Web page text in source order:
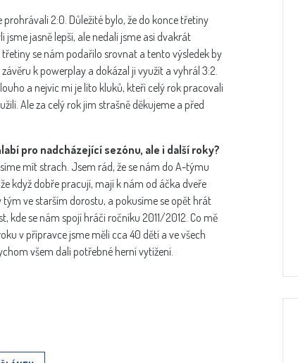
2:0. Důležité bylo, že do konce třetiny
jsme jasně lepší, ale nedali jsme asi dvakrát
se nám podařilo srovnat a tento výsledek by
k powerplay a dokázal ji využít a vyhrál 3:2.
a nejvíc mi je líto kluků, kteří celý rok pracovali
Ale za celý rok jim strašně děkujeme a před
pro nadcházející sezónu, ale i další roky?
mít strach. Jsem rád, že se nám do A-týmu
když dobře pracují, mají k nám od áčka dveře
ve starším dorostu, a pokusíme se opět hrát
se nám spojí hráči ročníku 2011/2012. Co mě
v přípravce jsme měli cca 40 dětí a ve všech
všem dali potřebné herní vytížení.